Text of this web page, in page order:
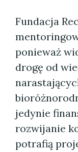
Fundacja
ponieważ
drogę od
jedynie
rozwijanie
potrafią